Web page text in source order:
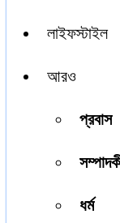
লাইফস্টাইল
আরও
প্রবাস
ধর্ম